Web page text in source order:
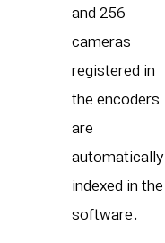
and 256
cameras
registered in
the encoders
are
automatically
indexed in the
software.